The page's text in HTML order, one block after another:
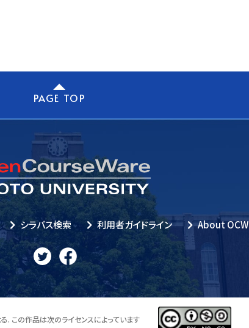
PAGE TOP
シラバス検索 利用者ガイドライン About OCW
. この作品は次のライセンスによっています